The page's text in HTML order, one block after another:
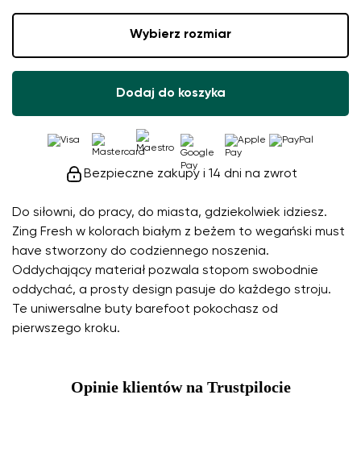
Do siłowni, do pracy, do miasta, gdziekolwiek idziesz.
Zing Fresh w kolorach białym z beżem to wegański must
have stworzony do codziennego noszenia.
Oddychający materiał pozwala stopom swobodnie
oddychać, a prosty design pasuje do każdego stroju.
Te uniwersalne buty barefoot pokochasz od
pierwszego kroku.
Wybierz rozmiar
Dodaj do koszyka
Bezpieczne zakupy i 14 dni na zwrot
Opinie klientów na Trustpilocie